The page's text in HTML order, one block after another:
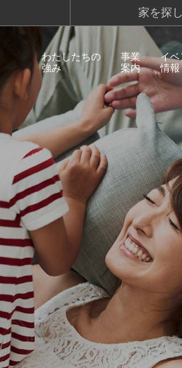
家を探
わたしたちの
強み
事業
案内
イ
情報